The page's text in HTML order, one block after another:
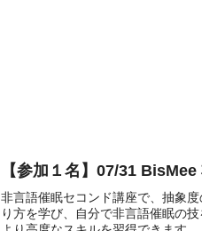
【参加１名】07/31
非言語催眠セコンド講座で、抽象
り方を学び、自分で非言語催眠の